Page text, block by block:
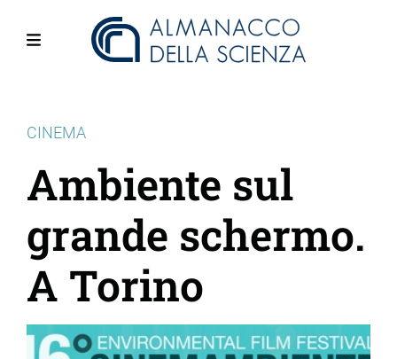
CINEMA
Ambiente sul
grande schermo.
A Torino